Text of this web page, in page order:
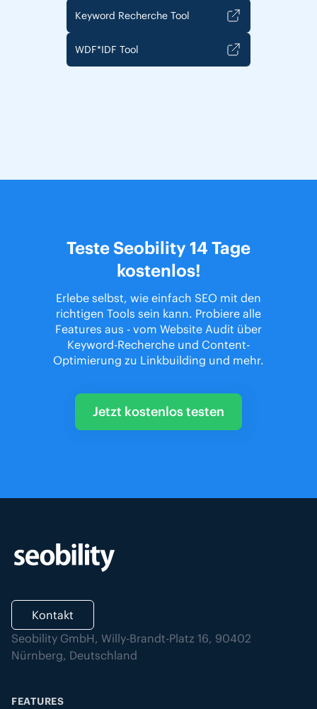
Keyword Recherche Tool
WDF*IDF Tool
Teste Seobility 14 Tage
kostenlos!
Erlebe selbst, wie einfach SEO mit den
richtigen Tools sein kann. Probiere alle
Features aus - vom Website Audit über
Keyword-Recherche und Content-
Optimierung zu Linkbuilding und mehr.
Jetzt kostenlos testen
Kontakt
Seobility GmbH, Willy-Brandt-Platz 16, 90402
Nürnberg, Deutschland
FEATURES